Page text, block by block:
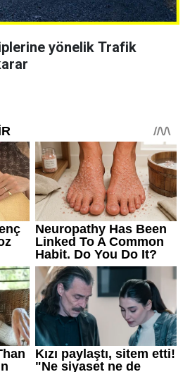
yönelik Trafik